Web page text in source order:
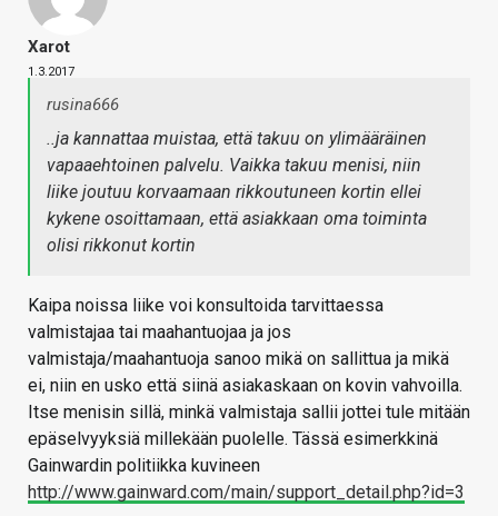
Xarot
1.3.2017
rusina666
..ja kannattaa muistaa, että takuu on ylimääräinen
vapaaehtoinen palvelu. Vaikka takuu menisi, niin
liike joutuu korvaamaan rikkoutuneen kortin ellei
kykene osoittamaan, että asiakkaan oma toiminta
olisi rikkonut kortin
Kaipa noissa liike voi konsultoida tarvittaessa
valmistajaa tai maahantuojaa ja jos
valmistaja/maahantuoja sanoo mikä on sallittua ja mikä
ei, niin en usko että siinä asiakaskaan on kovin vahvoilla.
Itse menisin sillä, minkä valmistaja sallii jottei tule mitään
epäselvyyksiä millekään puolelle. Tässä esimerkkinä
Gainwardin politiikka kuvineen
http://www.gainward.com/main/support_detail.php?id=3